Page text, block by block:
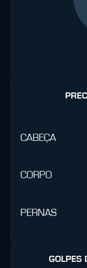
CABEÇA
CORPO
PERNAS
GOLPES